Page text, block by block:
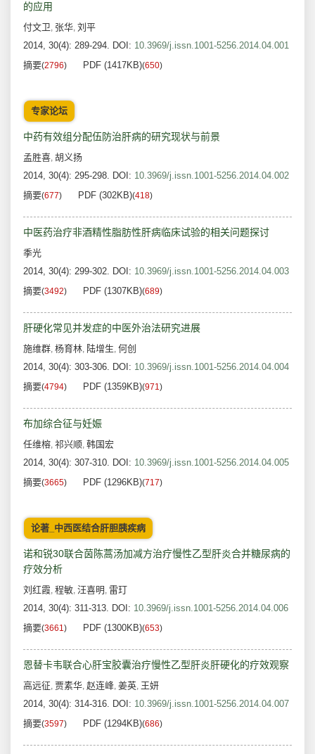
的应用
付文卫, 张华, 刘平
2014, 30(4): 289-294. DOI: 10.3969/j.issn.1001-5256.2014.04.001
摘要(2796) PDF (1417KB)(650)
专家论坛
中药有效组分配伍防治肝病的研究现状与前景
孟胜喜, 胡义扬
2014, 30(4): 295-298. DOI: 10.3969/j.issn.1001-5256.2014.04.002
摘要(677) PDF (302KB)(418)
中医药治疗非酒精性脂肪性肝病临床试验的相关问题探讨
季光
2014, 30(4): 299-302. DOI: 10.3969/j.issn.1001-5256.2014.04.003
摘要(3492) PDF (1307KB)(689)
肝硬化常见并发症的中医外治法研究进展
施维群, 杨育林, 陆增生, 何创
2014, 30(4): 303-306. DOI: 10.3969/j.issn.1001-5256.2014.04.004
摘要(4794) PDF (1359KB)(971)
布加综合征与妊娠
任维榕, 祁兴顺, 韩国宏
2014, 30(4): 307-310. DOI: 10.3969/j.issn.1001-5256.2014.04.005
摘要(3665) PDF (1296KB)(717)
论著_中西医结合肝胆胰疾病
诺和锐30联合茵陈蒿汤加减方治疗慢性乙型肝炎合并糖尿病的
疗效分析
刘红霞, 程敏, 汪喜明 , 雷玎
2014, 30(4): 311-313. DOI: 10.3969/j.issn.1001-5256.2014.04.006
摘要(3661) PDF (1300KB)(653)
恩替卡韦联合心肝宝胶囊治疗慢性乙型肝炎肝硬化的疗效观察
高远征, 贾素华, 赵连峰, 姜英, 王妍
2014, 30(4): 314-316. DOI: 10.3969/j.issn.1001-5256.2014.04.007
摘要(3597) PDF (1294KB)(686)